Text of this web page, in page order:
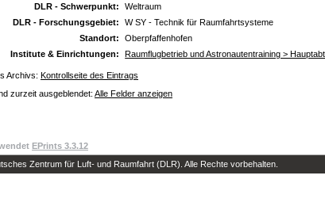
DLR - Schwerpunkt:
Weltraum
DLR - Forschungsgebiet:
W SY - Technik für Raumfahrtsysteme
Standort:
Oberpfaffenhofen
Institute & Einrichtungen:
Raumflugbetrieb und Astronautentraining >
Archivs: Kontrollseite des Eintrags
zurzeit ausgeblendet: Alle Felder anzeigen
EPrints 3.3.12
Zentrum für Luft- und Raumfahrt (DLR). Alle Rechte vorbehalten.